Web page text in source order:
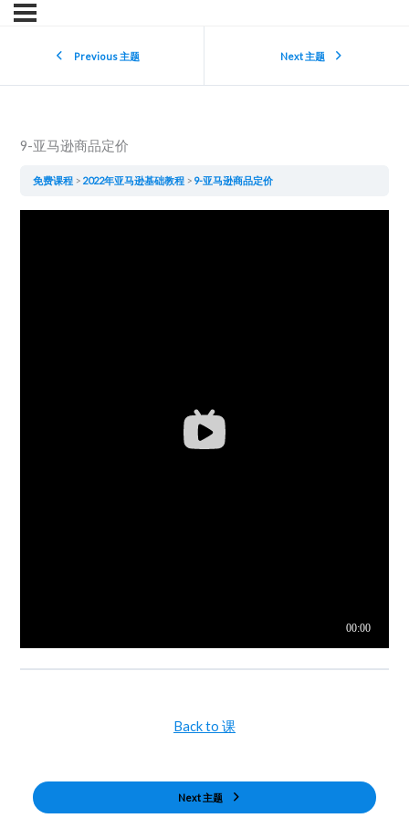
Previous 主题 Next 主题
9-亚马逊商品定价
免费课程 2022年亚马逊基础教程 9-亚马逊商品定价
Back to 课
Next 主题